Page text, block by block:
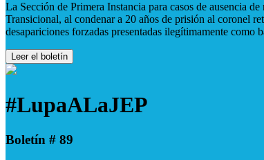
La Sección de Primera Instancia para casos de ausencia
Transicional, al condenar a 20 años de prisión al coronel
desapariciones forzadas presentadas ilegítimamente como
Leer el boletín
#LupaALaJEP
Boletín # 89